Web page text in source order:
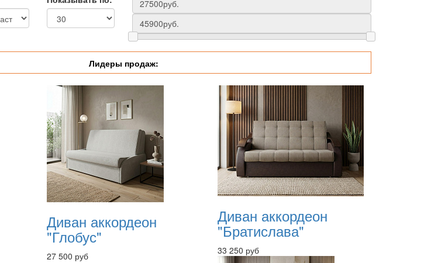
Лидеры продаж:
Диван аккордеон
"Глобус"
27 500 руб
Диван аккордеон
"Братислава"
33 250 руб